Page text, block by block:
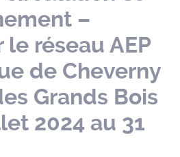
–
réseau AEP
de Cheverny
Grands Bois
2024 au 31